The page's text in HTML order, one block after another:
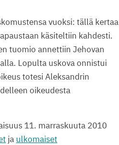
vuoksi: tällä kertaa
käsiteltiin kahdesti.
tuomio annettiin Jehovan
Lopulta uskova onnistui
totesi Aleksandrin
oikeudesta
11. marraskuuta 2010
ja ulkomaiset